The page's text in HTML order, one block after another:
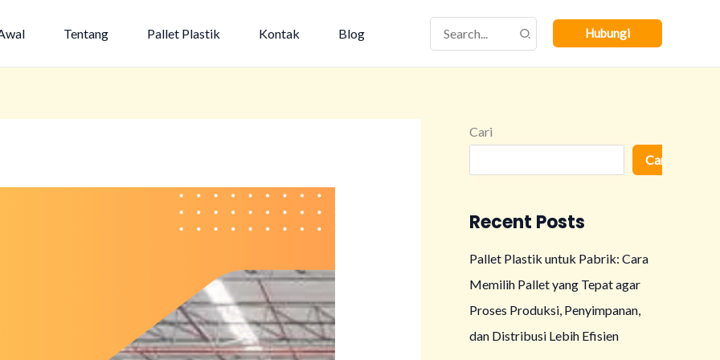
Tentang Pallet Plastik Kontak Blog
Search
for:
Hubungi
Cari
Cari
Recent Posts
Pallet Plastik untuk Pabrik: Cara
Memilih Pallet yang Tepat agar
Proses Produksi, Penyimpanan,
dan Distribusi Lebih Efisien